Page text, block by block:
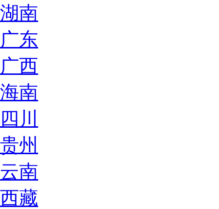
湖南
广东
广西
海南
四川
贵州
云南
西藏